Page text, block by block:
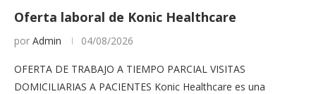
Oferta laboral de Konic Healthcare
por Admin 04/08/2026
OFERTA DE TRABAJO A TIEMPO PARCIAL VISITAS
DOMICILIARIAS A PACIENTES Konic Healthcare es una